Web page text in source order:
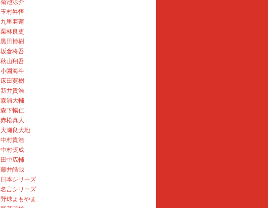
菊池涼介
玉村昇悟
九里亜蓮
栗林良吏
黒田博樹
坂倉将吾
秋山翔吾
小園海斗
床田寛樹
新井貴浩
森浦大輔
森下暢仁
赤松真人
大瀬良大地
中村貴浩
中村奨成
田中広輔
藤井皓哉
日本シリーズ
名言シリーズ
野球よもやま